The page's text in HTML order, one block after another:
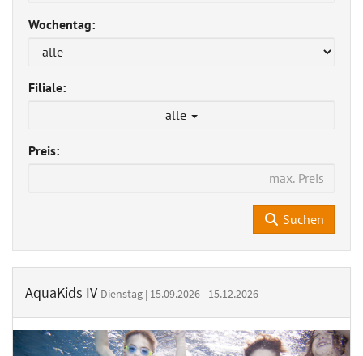
Wochentag:
Filiale:
alle
Preis:
Suchen
AquaKids IV Dienstag | 15.09.2026 - 15.12.2026